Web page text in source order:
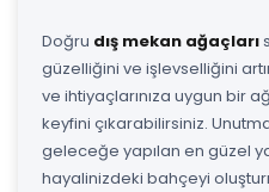
Doğru dış mekan ağaçları
güzelliğini ve işlevselliğini
ve ihtiyaçlarınıza uygun bir
keyfini çıkarabilirsiniz.
geleceğe yapılan en güzel
hayalinizdeki bahçeyi